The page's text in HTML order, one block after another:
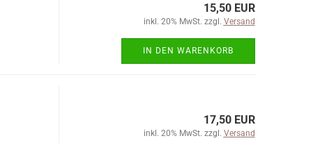
15,50 EUR
inkl. 20% MwSt. zzgl. Versand
IN DEN WARENKORB
17,50 EUR
inkl. 20% MwSt. zzgl. Versand